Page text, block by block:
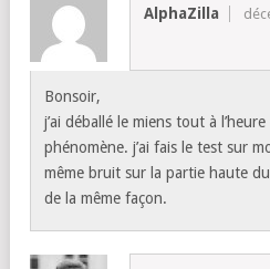
AlphaZilla
Bonsoir,
j’ai déballé le miens tout à l’heure
phénomène. j’ai fais le test sur
même bruit sur la partie haute du
de la même façon.